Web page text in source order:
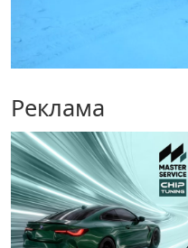
Реклама